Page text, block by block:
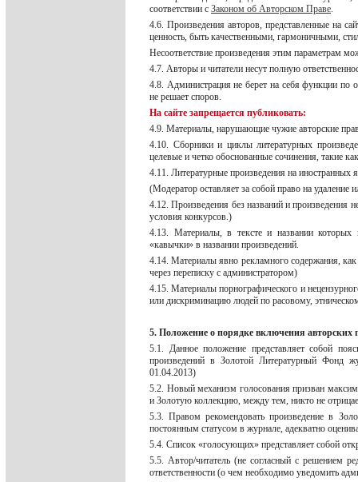
соответствии с Законом об Авторском Праве.
4.6. Произведения авторов, представленные на
ценность, быть качественными, гармоничными,
Несоответствие произведения этим параметрам
4.7. Авторы и читатели несут полную
4.8. Администрация не берет на себя функции по
не решает споров.
На сайте запрещается публиковать:
4.9. Материалы, нарушающие чужие авторские
4.10. Сборники и циклы литературных
целевые и четко обоснованные сочинения, такие
4.11. Литературные произведения на иностранных
(Модератор оставляет за собой право на
4.12. Произведения без названий и произведения
условия конкурсов.)
4.13. Материалы, в тексте и названии
«кавычки» в названии произведений.
4.14. Материалы явно рекламного содержания,
через переписку с администратором)
4.15. Материалы порнографического и
или дискриминацию людей по расовому,
5. Положение о порядке включения
5.1. Данное положение представляет собой
произведений в Золотой Литературный Фонд
01.04.2013)
5.2. Новый механизм голосования призван
и Золотую коллекцию, между тем, никто не
5.3. Правом рекомендовать произведение в
постоянным статусом в журнале, адекватно
5.4. Список «голосующих» представляет собой
5.5. Автор/читатель (не согласный с решением
ответственности (о чем необходимо уведомить